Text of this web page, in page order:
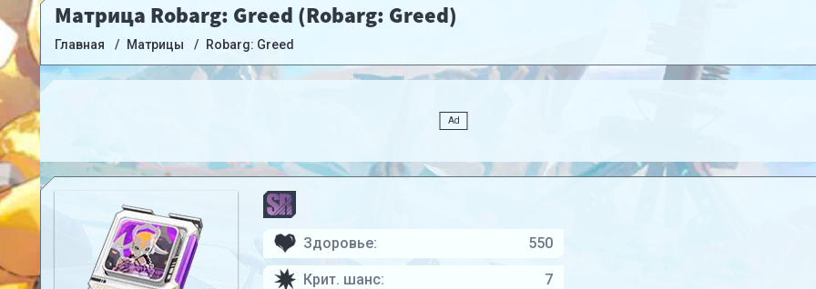
Матрица Robarg: Greed (Robarg: Greed)
Главная Матрицы Robarg: Greed
Здоровье: 550
Крит. шанс: 7